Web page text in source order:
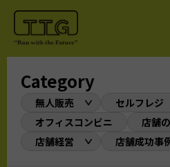
Category
無人販売
セルフレジ
オフィスコンビニ
店舗
店舗経営
店舗成功事